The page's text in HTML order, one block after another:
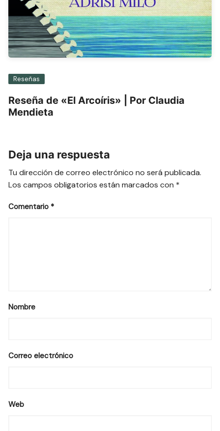
Reseñas
Reseña de «El Arcoíris» | Por Claudia
Mendieta
Deja una respuesta
Tu dirección de correo electrónico no será publicada.
Los campos obligatorios están marcados con *
Comentario *
Nombre
Correo electrónico
Web